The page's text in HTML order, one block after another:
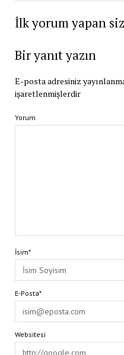
İlk yorum yapan
Bir yanıt yazın
E-posta adresiniz
işaretlenmişlerdir
Yorum
İsim*
E-Posta*
Websitesi